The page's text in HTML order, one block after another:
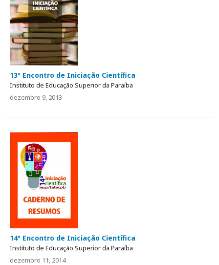
13º Encontro de Iniciação Científica
Instituto de Educação Superior da Paraíba
dezembro 9, 2013
14º Encontro de Iniciação Científica
Instituto de Educação Superior da Paraíba
dezembro 11, 2014